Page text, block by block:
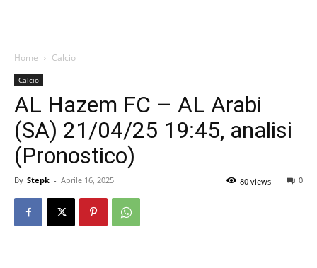
Home Calcio
Calcio
AL Hazem FC – AL Arabi
(SA) 21/04/25 19:45, analisi
(Pronostico)
By Stepk - Aprile 16, 2025 0
80 views